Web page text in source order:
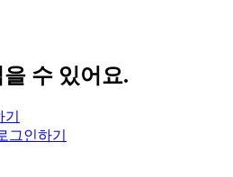
수 있어요.
그인하기